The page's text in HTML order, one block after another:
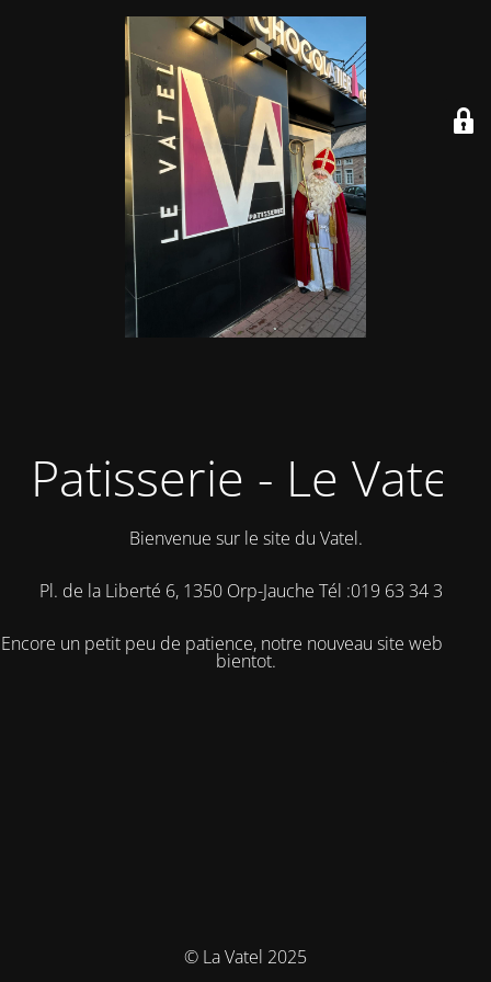
Patisserie - Le Vatel
Bienvenue sur le site du Vatel.
Pl. de la Liberté 6, 1350 Orp-Jauche Tél :019 63 34 38
Encore un petit peu de patience, notre nouveau site web arrive
bientot.
© La Vatel 2025